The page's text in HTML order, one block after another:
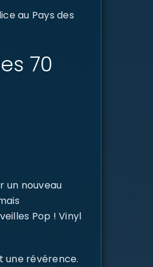
au Pays des
70
un nouveau
Pop ! Vinyl
une révérence.